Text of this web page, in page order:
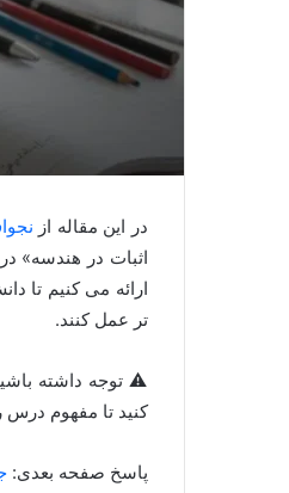
در این مقاله از
اثبات در هندسه»
ارائه می کنیم تا
تر عمل کنند.
⚠️ توجه داشته
کنید تا مفهوم درس
پاسخ صفحه بعدی: